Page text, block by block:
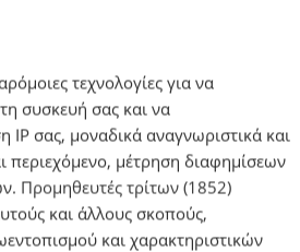
τεχνολογίες για να
συσκευή σας και να
σας, μοναδικά αναγνωριστικά και
περιεχόμενο, μέτρηση διαφημίσεων
Προμηθευτές τρίτων (1852)
και άλλους σκοπούς,
και χαρακτηριστικών